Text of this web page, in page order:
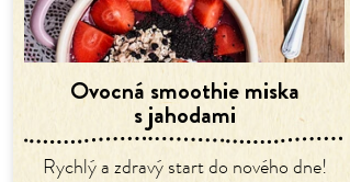
Ovocná smoothie miska
s jahodami
Rychlý a zdravý start do nového dne!